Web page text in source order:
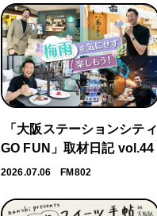
「大阪ステーションシティ
GO FUN」取材日記 vol.44
2026.07.06 FM802